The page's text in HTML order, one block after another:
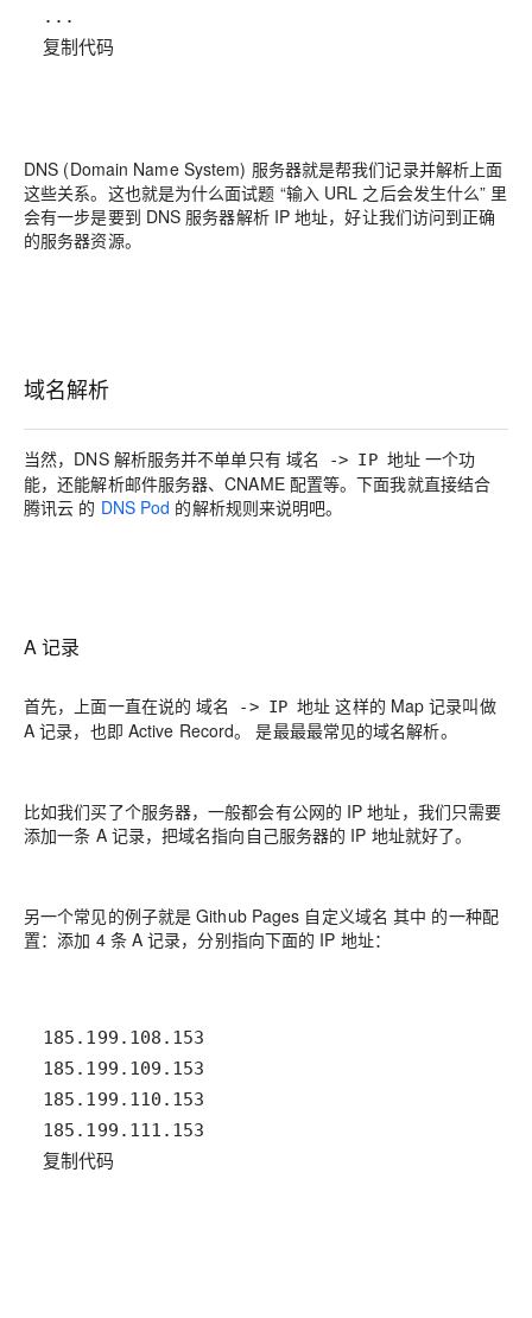
复制代码
DNS (Domain Name System) 服务器就是帮我们记录并解析上面
这些关系。这也就是为什么面试题 “输入 URL 之后会发生什么” 里
会有一步是要到 DNS 服务器解析 IP 地址，好让我们访问到正确
的服务器资源。
域名解析
当然，DNS 解析服务并不单单只有 域名 -> IP 地址 一个功
能，还能解析邮件服务器、CNAME 配置等。下面我就直接结合
腾讯云 的 DNS Pod 的解析规则来说明吧。
A 记录
首先，上面一直在说的域名 -> IP 地址 这样的 Map 记录叫做
A 记录，也即 Active Record。
是最最最常见的域名解析。
比如我们买了个服务器，一般都会有公网的 IP 地址，我们只需要
添加一条 A 记录，把域名指向自己服务器的 IP 地址就好了。
另一个常见的例子就是 Github Pages 自定义域名其中 的一种配
置：添加 4 条 A 记录，分别指向下面的 IP 地址：
复制代码